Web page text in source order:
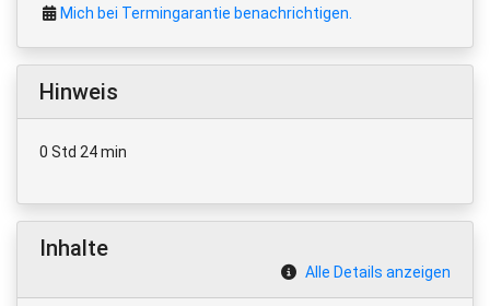
Mich bei Termingarantie benachrichtigen.
Hinweis
0 Std 24 min
Inhalte
Alle Details anzeigen